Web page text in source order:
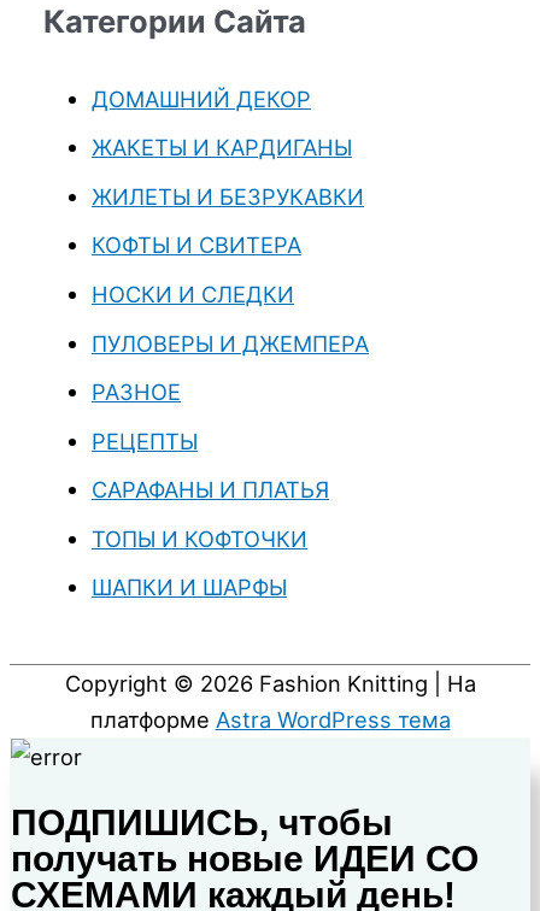
Категории Сайта
ДОМАШНИЙ ДЕКОР
ЖАКЕТЫ И КАРДИГАНЫ
ЖИЛЕТЫ И БЕЗРУКАВКИ
КОФТЫ И СВИТЕРА
НОСКИ И СЛЕДКИ
ПУЛОВЕРЫ И ДЖЕМПЕРА
РАЗНОЕ
РЕЦЕПТЫ
САРАФАНЫ И ПЛАТЬЯ
ТОПЫ И КОФТОЧКИ
ШАПКИ И ШАРФЫ
Copyright © 2026 Fashion Knitting | На
платформе Astra WordPress тема
ПОДПИШИСЬ, чтобы
получать новые ИДЕИ СО
СХЕМАМИ каждый день!